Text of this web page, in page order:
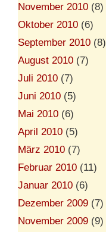
November 2010 (8)
Oktober 2010 (6)
September 2010 (8)
August 2010 (7)
Juli 2010 (7)
Juni 2010 (5)
Mai 2010 (6)
April 2010 (5)
März 2010 (7)
Februar 2010 (11)
Januar 2010 (6)
Dezember 2009 (7)
November 2009 (9)